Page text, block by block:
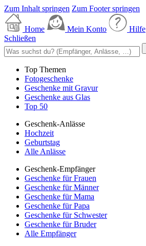
Zum Inhalt springen Zum Footer springen
Home Mein Konto Hilfe
Schließen
Top Themen
Fotogeschenke
Geschenke mit Gravur
Geschenke aus Glas
Top 50
Geschenk-Anlässe
Hochzeit
Geburtstag
Alle Anlässe
Geschenk-Empfänger
Geschenke für Frauen
Geschenke für Männer
Geschenke für Mama
Geschenke für Papa
Geschenke für Schwester
Geschenke für Bruder
Alle Empfänger